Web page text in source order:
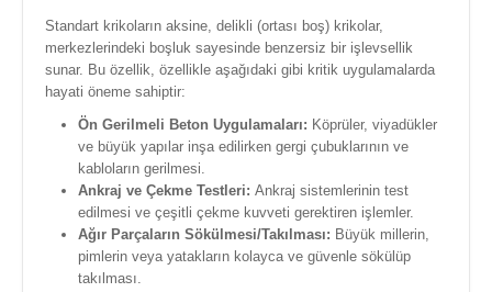
Standart krikoların aksine, delikli (ortası boş) krikolar,
merkezlerindeki boşluk sayesinde benzersiz bir işlevsellik
sunar. Bu özellik, özellikle aşağıdaki gibi kritik uygulamalarda
hayati öneme sahiptir:
Ön Gerilmeli Beton Uygulamaları: Köprüler, viyadükler
ve büyük yapılar inşa edilirken gergi çubuklarının ve
kabloların gerilmesi.
Ankraj ve Çekme Testleri: Ankraj sistemlerinin test
edilmesi ve çeşitli çekme kuvveti gerektiren işlemler.
Ağır Parçaların Sökülmesi/Takılması: Büyük millerin,
pimlerin veya yatakların kolayca ve güvenle sökülüp
takılması.